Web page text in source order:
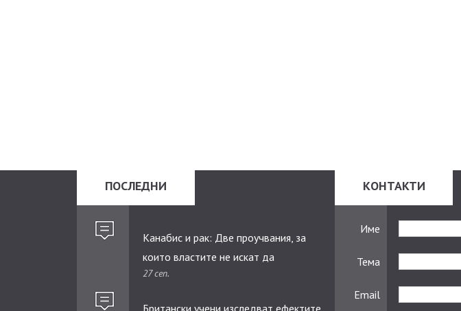
ПОСЛЕДНИ
Канабис и рак: Две проучвания, за
които властите не искат да
научавате.
27 сеп.
Британски учени изследват ефектите
КОНТАКТИ
Име
Тема
Email